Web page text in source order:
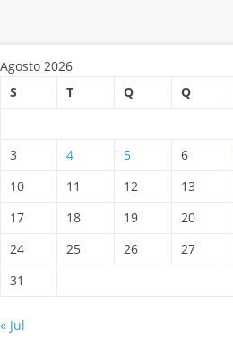
Agosto 2026
S
T Q Q
3
4 5 6
10
11 12 13
17
18 19 20
24
25 26 27
31
« Jul